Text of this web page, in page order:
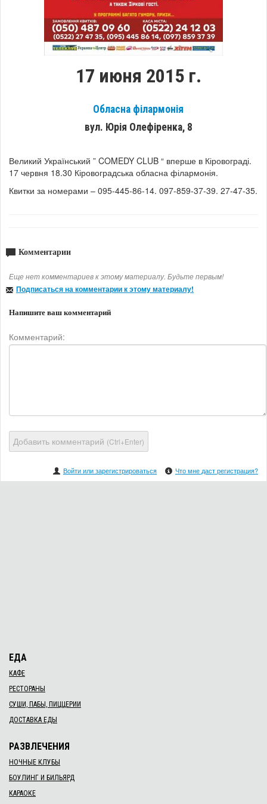
17 июня 2015 г.
Обласна філармонія
вул. Юрія Олефіренка, 8
Великий Український ” COMEDY CLUB “ вперше в Кіровограді.
17 червня 18.30 Кіровоградська обласна філармонія.
Квитки за номерами – 095-445-86-14. 097-859-37-39. 27-47-35.
Комментарии
Еще нет комментариев к этому материалу. Будьте первым!
Подписаться на комментарии к этому материалу!
Напишите ваш комментарий
Комментарий:
Добавить комментарий (Ctrl+Enter)
Войти или зарегистрироваться Что мне даст регистрация?
ЕДА
КАФЕ
РЕСТОРАНЫ
СУШИ, ПАБЫ, ПИЦЦЕРИИ
ДОСТАВКА ЕДЫ
РАЗВЛЕЧЕНИЯ
НОЧНЫЕ КЛУБЫ
БОУЛИНГ И БИЛЬЯРД
КАРАОКЕ